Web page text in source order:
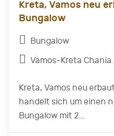
Kreta, Vamos neu
Bungalow
Bungalow
Vamos-Kreta
Kreta, Vamos neu
handelt sich um einen
Bungalow mit 2...